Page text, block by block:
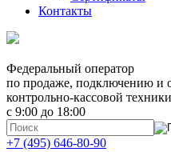
Контакты
Федеральный оператор
по продаже, подключению и
контрольно-кассовой техники
с 9:00 до 18:00
+7 (495) 646-80-90